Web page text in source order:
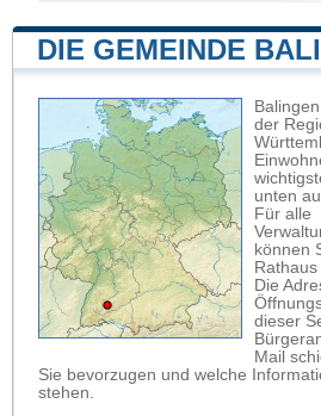
DIE GEMEINDE
der
unten
Für alle
können
Rathaus
Die
dieser
Mail
Sie bevorzugen und welche
stehen.